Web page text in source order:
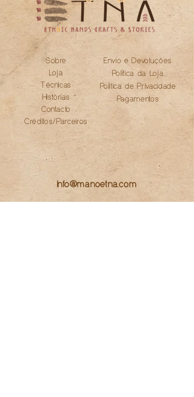
Sobre
Loja
Técnicas
Histörias
Contacto
Créditos/Parceiros
Envio e Devoluções
Política da Loja
Política de Privacidade
Pagamentos
info@manoetna.com